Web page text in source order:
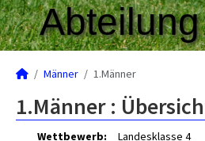
Männer 1.Männer
1.Männer :
Wettbewerb:
Landesklasse 4